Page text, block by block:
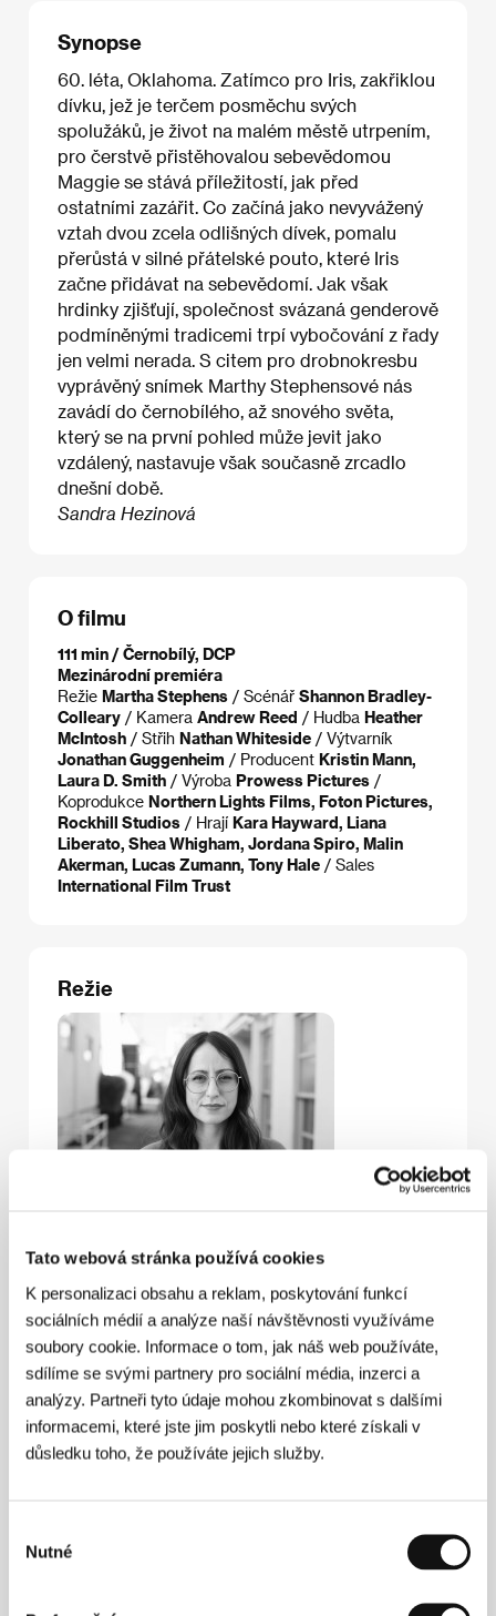
Tato webová stránka používá cookies
K personalizaci obsahu a reklam, poskytování funkcí
sociálních médií a analýze naší návštěvnosti využíváme
soubory cookie. Informace o tom, jak náš web používáte,
sdílíme se svými partnery pro sociální média, inzerci a
analýzy. Partneři tyto údaje mohou zkombinovat s dalšími
informacemi, které jste jim poskytli nebo které získali v
důsledku toho, že používáte jejich služby.
souhlasu
Nutné
Synopse
60. léta, Oklahoma. Zatímco pro Iris, zakřiklou
dívku, jež je terčem posměchu svých
spolužáků, je život na malém městě utrpením,
pro čerstvě přistěhovalou sebevědomou
Maggie se stává příležitostí, jak před
ostatními zazářit. Co začíná jako nevyvážený
vztah dvou zcela odlišných dívek, pomalu
přerůstá v silné přátelské pouto, které Iris
začne přidávat na sebevědomí. Jak však
hrdinky zjišťují, společnost svázaná genderově
podmíněnými tradicemi trpí vybočování z řady
jen velmi nerada. S citem pro drobnokresbu
vyprávěný snímek Marthy Stephensové nás
zavádí do černobílého, až snového světa,
který se na první pohled může jevit jako
vzdálený, nastavuje však současně zrcadlo
dnešní době.
Sandra Hezinová
O filmu
111 min / Černobílý, DCP
Mezinárodní premiéra
Režie Martha Stephens / Scénář Shannon Bradley-
Colleary / Kamera Andrew Reed / Hudba Heather
McIntosh / Střih Nathan Whiteside / Výtvarník
Jonathan Guggenheim / Producent Kristin Mann,
Laura D. Smith / Výroba Prowess Pictures /
Koprodukce Northern Lights Films, Foton Pictures,
Rockhill Studios / Hrají Kara Hayward, Liana
Liberato, Shea Whigham, Jordana Spiro, Malin
Akerman, Lucas Zumann, Tony Hale / Sales
International Film Trust
Režie
Martha Stephens
(1984, Huntington, Západní
Virginie, USA). Filmografie:Echo Hollow
Ant Hills(2006, kr.),Passenger Pigeons(2010),
Pilgrim Song
(2012), Land Ho! (2014, s Aaronem
Katzem),Ke hvězdám( To the Stars, 2019)
Kontakty
International Film Trust
E-mail: